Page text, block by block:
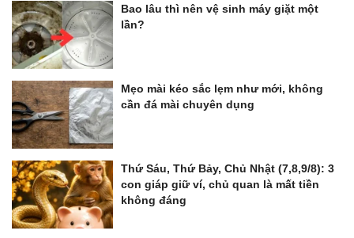
Bao lâu thì nên vệ sinh máy giặt một
lần?
Mẹo mài kéo sắc lẹm như mới, không
cần đá mài chuyên dụng
Thứ Sáu, Thứ Bảy, Chủ Nhật (7,8,9/8): 3
con giáp giữ ví, chủ quan là mất tiền
không đáng